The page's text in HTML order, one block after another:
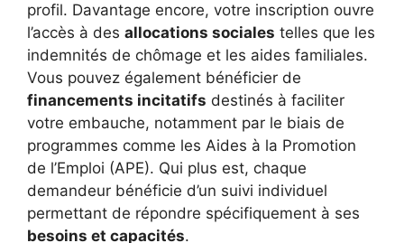
profil. Davantage encore, votre inscription ouvre
l’accès à des allocations sociales telles que les
indemnités de chômage et les aides familiales.
Vous pouvez également bénéficier de
financements incitatifs destinés à faciliter
votre embauche, notamment par le biais de
programmes comme les Aides à la Promotion
de l’Emploi (APE). Qui plus est, chaque
demandeur bénéficie d’un suivi individuel
permettant de répondre spécifiquement à ses
besoins et capacités.